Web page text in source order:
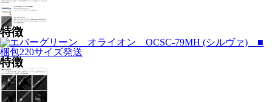
特徴
特徴